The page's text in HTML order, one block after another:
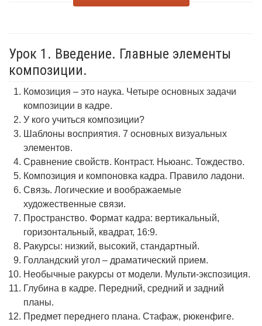
Урок 1. Введение. Главные элементы
композиции.
Комозиция – это наука. Четыре основных задачи
композиции в кадре.
У кого учиться композиции?
Шаблоны восприятия. 7 основных визуальных
элементов.
Сравнение свойств. Контраст. Ньюанс. Тождество.
Композиция и компоновка кадра. Правило ладони.
Связь. Логические и воображаемые
художественные связи.
Пространство. Формат кадра: вертикальный,
горизонтальный, квадрат, 16:9.
Ракурсы: низкий, высокий, стандартный.
Голландский угол – драматический прием.
Необычные ракурсы от модели. Мульти-экспозиция.
Глубина в кадре. Передний, средний и задний
планы.
Предмет переднего плана. Стафаж, рюкенфиге.